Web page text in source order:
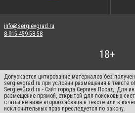
info@sergievgrad.ru
8-915-459-58-58
Допускается цитирование материалов без
sergievgrad.ru при условии размещения в тексте
SergievGrad.ru - Сайт города Сергиев Посад. Для
размещение прямой, открытой для поисковых
статьи не ниже второго абзаца в тексте или в
исключительных прав преследуется по закону.